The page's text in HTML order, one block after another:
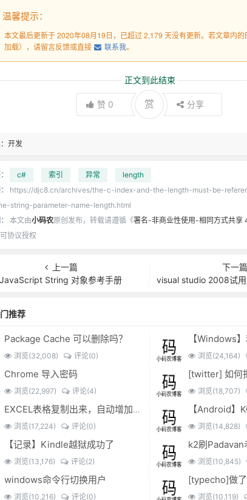
温馨提示：
本文最后更新于 2020年08月19日，已超过 2,179 天没有更新。若文章内的
加载），请留言反馈或直接
联系我。
正文到此结束
赞 0 赏 分享
开发
c# 索引 异常
length
https://djc8.cn/archives/the-c-index-and-the-length-must-be-
string-parameter-name-length.html
本文由小码农原创发布，转载请遵循《署名-非商业性使用-相同方式共享
协议授权
上一篇
JavaScript String 对象参考手册
下一篇
visual studio 2008试
推荐
Package Cache 可以删除吗？
浏览(32,008) 评论(0) 浏览(24,164)
Chrome 导入密码
浏览(22,997) 评论(4)
[twitter] 如何
浏览(18,707)
EXCEL表格复制出来，自动增加双引号怎么解决？
浏览(17,224) 评论(0) 浏览(14,828)
【记录】Kindle越狱成功了
浏览(13,176) 评论(2) 浏览(10,845)
windows命令行切换用户
浏览(10,216) 评论(0)
[typecho]做
浏览(10,119)